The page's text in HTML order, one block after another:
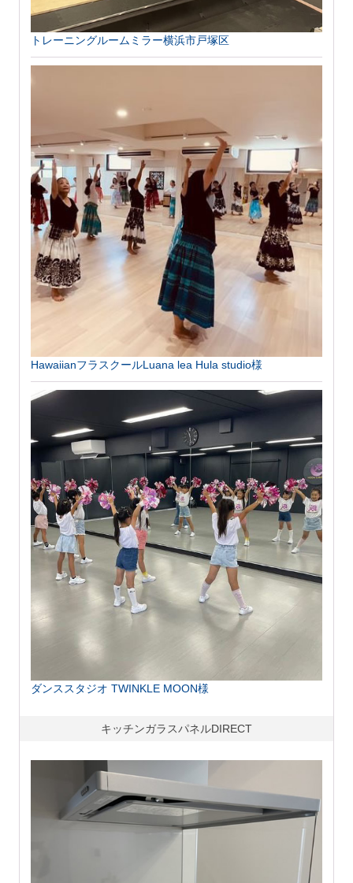
トレーニングルームミラー横浜市戸塚区
HawaiianフラスクールLuana lea Hula studio様
ダンススタジオ TWINKLE MOON様
キッチンガラスパネルDIRECT